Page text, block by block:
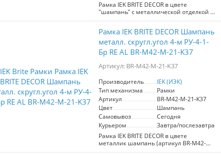
Рамка IEK BRITE DECOR в цвете
"шампань" с металлической отделкой и
скругленными углами предназначена
BR-M32-M-21-K37 представляет собой
элемент серии электроустановочных
изделий "BRITE", характеризующейся
современным дизайном и высоким
качеством. Изготовленная из
материалов премиум-класса, эта рамка
стильным внешним видом, но и
гарантирует надежность в
эксплуатации, что делает её
идеальным выбором для жилых и
коммерческих интерьеров.
Универсальный цвет и широкий
ассортимент вариантов позволят
гармонично вписать рамку в любой
интерьере, придавая помещению
Рамка IEK BRITE DECOR Шампань
металл. скругл.угол 4-м РУ-4-1-
Бр RE AL BR-M42-M-21-K37
Артикул: BR-M42-M-21-K37
Производитель
IEK (ИЭК)
Тип механизма
Рамки
Артикул
BR-M42-M-21-K37
Цвет
Шампань
Самовывоз
Сегодня
Курьером
Завтра/послезавтра
Рамка IEK BRITE DECOR в цвете
металлик шампань (артикул BR-M42-M-
21-K37) – идеальное решение для